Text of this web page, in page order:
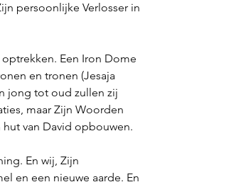
persoonlijke Verlosser in
Een Iron Dome
en tronen (Jesaja
jong tot oud zullen zij
maar Zijn Woorden
van David opbouwen.
En wij, Zijn
en een nieuwe aarde. En